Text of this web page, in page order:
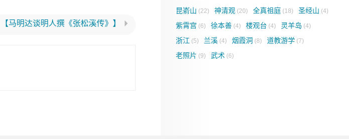
【马明达谈明人撰《张松溪传》】
昆嵛山 (22) 神清观(20) 全真祖庭(18) 圣经山 (4)
紫霄宫 (6) 徐本善(4) 楼观台 (4) 灵羊岛 (4)
浙江 (5) 兰溪(4) 烟霞洞 (8) 道教游学(7)
老照片 (9) 武术 (6)